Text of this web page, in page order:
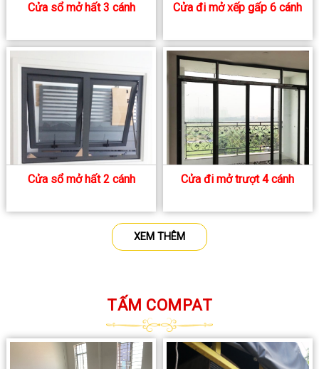
Cửa sổ mở hất 3 cánh Cửa đi mở xếp gấp 6 cánh
Cửa sổ mở hất 2 cánh Cửa đi mở trượt 4 cánh
XEM THÊM
TẤM COMPAT